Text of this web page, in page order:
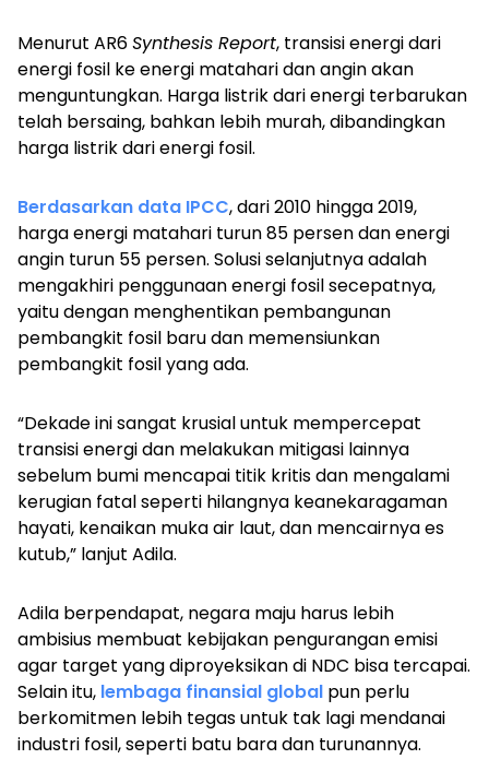
Menurut AR6Synthesis Report, transisi energi dari
energi fosil ke energi matahari dan angin akan
menguntungkan. Harga listrik dari energi terbarukan
telah bersaing, bahkan lebih murah, dibandingkan
harga listrik dari energi fosil.
Berdasarkan data IPCC, dari 2010 hingga 2019,
harga energi matahari turun 85 persen dan energi
angin turun 55 persen. Solusi selanjutnya adalah
mengakhiri penggunaan energi fosil secepatnya,
yaitu dengan menghentikan pembangunan
pembangkit fosil baru dan memensiunkan
pembangkit fosil yang ada.
“Dekade ini sangat krusial untuk mempercepat
transisi energi dan melakukan mitigasi lainnya
sebelum bumi mencapai titik kritis dan mengalami
kerugian fatal seperti hilangnya keanekaragaman
hayati, kenaikan muka air laut, dan mencairnya es
kutub,” lanjut Adila.
Adila berpendapat, negara maju harus lebih
ambisius membuat kebijakan pengurangan emisi
agar target yang diproyeksikan di NDC bisa tercapai.
Selain itu, lembaga finansial global pun perlu
berkomitmen lebih tegas untuk tak lagi mendanai
industri fosil, seperti batu bara dan turunannya.